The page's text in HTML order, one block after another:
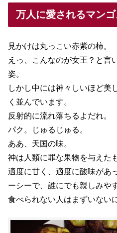
万人に愛されるマン
見かけは丸っこい赤紫の柿。
えっ、こんなのが女王？と言
姿。
しかし中には神々しいほど美
く並んでいます。
反射的に流れ落ちるよだれ。
パク。じゅるじゅる。
ああ、天国の味。
神は人類に罪な果物を与えた
適度に甘く、適度に酸味があ
ーシーで、誰にでも親しみや
食べられない人はまずいない